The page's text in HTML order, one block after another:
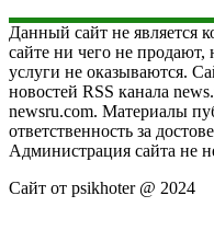
Данный сайт не является
сайте ни чего не
услуги не оказываются.
новостей RSS канала
newsru.com. Материалы
ответственность за
Администрация сайта не
Сайт от psikhoter @ 2024